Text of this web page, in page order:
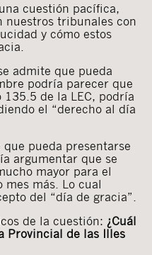
cuestión pacífica,
nuestros tribunales con
y cómo estos
admite que pueda
podría parecer que
de la LEC, podría
el “derecho al día
pueda presentarse
argumentar que se
mayor para el
más. Lo cual
del “día de gracia”.
de la cuestión: ¿Cuál
Provincial de las Illes